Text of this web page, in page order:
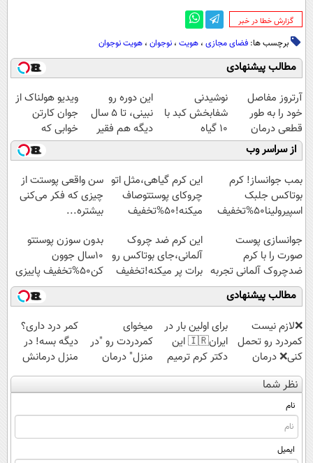
‌گزارش خطا در خبر
برچسب ها: فضای مجازی ، هویت ، نوجوان ، هویت نوجوان
مطالب پیشنهادی
آرتروز مفاصل
خود را به طور
قطعی درمان
کنید!
◗پرسش‌نامه◖
نوشیدنی
شفابخش کبد با
10 گیاه
موثر(تخفیف تا
امشب)
این دوره رو
نبینی، تا 5 سال
دیگه هم فقیر
می‌مونی! همین
الان ثبت نام کن
ویدیو هولناک از
جوان کارتن
خوابی که
میلیاردر شد.
آموزش رایگان
از سراسر وب
بمب جوانساز! کرم
بوتاکس جلبک
اسپیرولینا50%تخفیف
این کرم گیاهی،مثل اتو
چروکای پوستتوصاف
میکنه!50%تخفیف
سن واقعی پوستت از
چیزی که فکر می‌کنی
بیشتره...
جوانسازی پوست
صورت را با کرم
ضدچروک آلمانی تجربه
کنید!
این کرم ضد چروک
آلمانی،جای بوتاکس رو
برات پر میکنه!تخفیف
تا امشب
بدون سوزن پوستتو
10سال جوون
کن50%تخفیف پاییزی
مطالب پیشنهادی
❌لازم نیست
کمردرد رو تحمل
کنی❌ درمان
بدون جراحی و
قرص
(پرسشنامه)
برای اولین بار در
ایران🇮🇷 این
دکتر کرم ترمیم
کننده 23 روزه
ساخت!
میخوای
کمردردت رو "در
منزل" درمان
کنی؟ (◂فیلم +
◂پرسش‌نامه)
کمر درد داری؟
دیگه بسه! در
منزل درمانش
کن
(◀پرسش‌نامه)
نظر شما
نام
ایمیل